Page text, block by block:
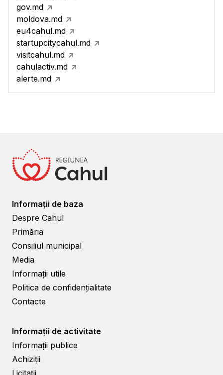
gov.md
moldova.md
eu4cahul.md
startupcitycahul.md
visitcahul.md
cahulactiv.md
alerte.md
Informații de baza
Despre Cahul
Primăria
Consiliul municipal
Media
Informații utile
Politica de confidențialitate
Contacte
Informații de activitate
Informații publice
Achiziții